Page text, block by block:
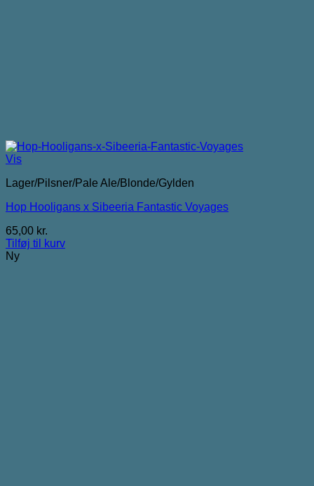
Vis
Lager/Pilsner/Pale Ale/Blonde/Gylden
Hop Hooligans x Sibeeria Fantastic Voyages
65,00 kr.
Tilføj til kurv
Ny